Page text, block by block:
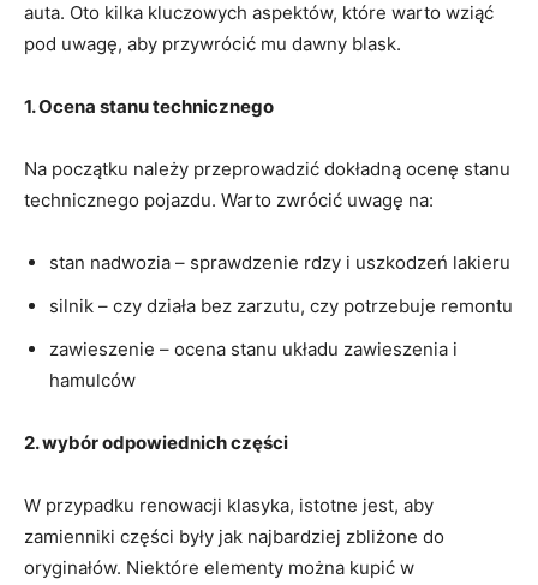
auta. Oto kilka kluczowych aspektów, które warto wziąć
pod uwagę, aby przywrócić mu dawny blask.
1. Ocena​ stanu ‍technicznego
Na początku ⁤należy przeprowadzić dokładną ocenę ‌stanu
technicznego pojazdu. Warto⁢ zwrócić ⁣uwagę na:
stan nadwozia ⁣– sprawdzenie rdzy i ⁤uszkodzeń lakieru
silnik –‌ czy ‌działa bez zarzutu, czy potrzebuje remontu
zawieszenie – ocena stanu‍ układu‌ zawieszenia ‍i
hamulców
2. wybór odpowiednich ⁣części
W przypadku ‌renowacji klasyka, istotne jest,‌ aby ​
zamienniki​ części były jak ​najbardziej zbliżone do
‌oryginałów.⁢ Niektóre elementy można kupić w